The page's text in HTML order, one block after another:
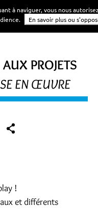
PROJETS
EN ŒUVRE
!
et différents
à naviguer, vous nous
En savoir plus ou